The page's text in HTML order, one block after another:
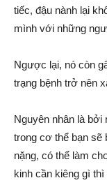
tiếc, đậu nành lại
mình với những
Ngược lại, nó còn
trạng bệnh trở nên
Nguyên nhân là bởi
trong cơ thể bạn sẽ
nặng, có thể làm
kinh cần kiêng gì